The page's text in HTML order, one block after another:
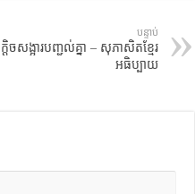
បន្ទាប់
ក្តិចសង្អារបញ្ជល់គ្នា – សុភាសិតខ្មែរ
អធិប្បាយ